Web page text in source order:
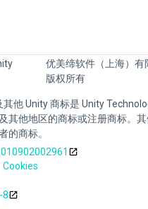
优美缔软件（上海）有
版权所有
他 Unity 商标是 Unity
其他地区的商标或注册商标。
的商标。
Cookies
8